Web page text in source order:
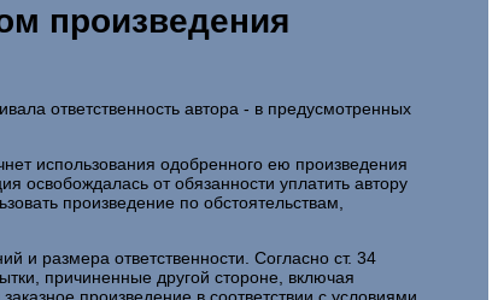
произведения
ответственность автора - в предусмотренных
использования одобренного ею произведения
освобождалась от обязанности уплатить автору
произведение по обстоятельствам,
и размера ответственности. Согласно ст. 34
причиненные другой стороне, включая